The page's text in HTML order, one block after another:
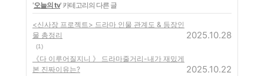
'오늘의 tv' 카테고리의 다른 글
<신사장 프로젝트> 드라마 인물 관계도 & 등장인
물 총정리
(1)
2025.10.28
《다 이루어질지니 》 드라마줄거리-내가 재밌게
본 진짜이유는?
2025.10.22